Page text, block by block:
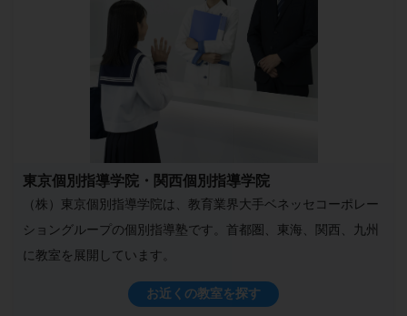
東京個別指導学院・関西個別指導学院
（株）東京個別指導学院は、教育業界大手ベネッセコーポレー
ショングループの個別指導塾です。首都圏、東海、関西、九州
に教室を展開しています。
お近くの教室を探す